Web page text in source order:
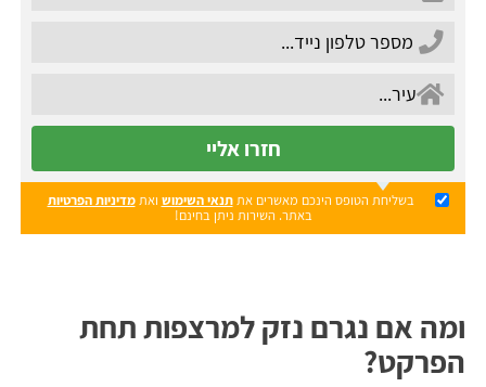
חזרו אליי
בשליחת הטופס הינכם מאשרים אתתנאי השימוש ואתמדיניות הפרטיות
באתר. השירות ניתן בחינם!
ומה אם נגרם נזק למרצפות תחת
הפרקט?